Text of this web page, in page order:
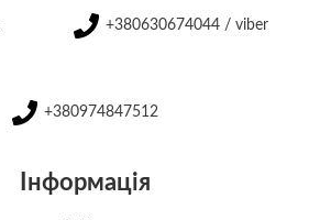
+380630674044 / viber
+380974847512
Інформація